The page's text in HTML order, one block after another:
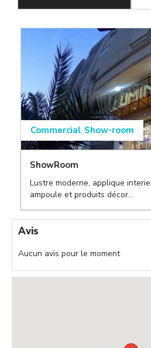
Commercial, Show-room
ShowRoom
Lustre moderne, applique
ampoule et produits décor...
Avis
Aucun avis pour le moment